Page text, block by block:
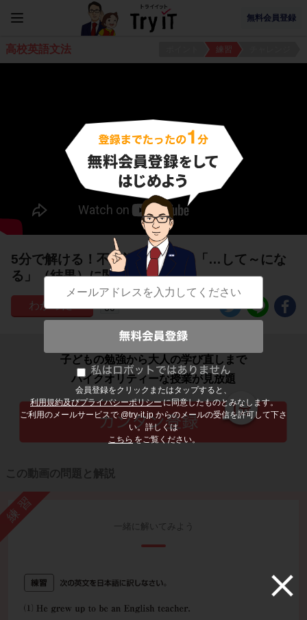
無料会員登録
会員登録をクリックまたはタップすると、
利用規約及びプライバシーポリシーに同意したものとみなします。
ご利用のメールサービスで @try-it.jp からのメールの受信を許可して下さ
い。詳しくは
こちら をご覧ください。
高校英語文法 練習
5分で解ける！不定詞の使い方4「…して～にな
る」（結果）に関する問題
60
子どもの勉強から大人の学び直しまで
ハイクオリティーな授業が見放題
この動画の問題と解説
練習
一緒に解いてみよう